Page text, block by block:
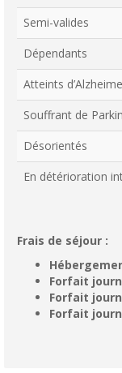
Semi-valides
Dépendants
Atteints
Souffrant de
Désorientés
En détérioration
Frais de séjour :
Forfait
Forfait
Forfait